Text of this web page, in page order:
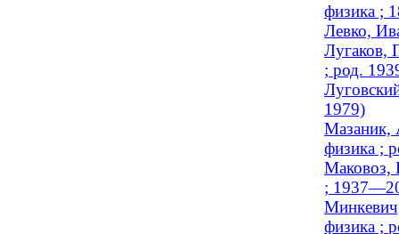
физика ;
Левко,
Лугаков,
; род.
1979)
Мазаник,
физика ;
Маковоз,
;
физика ;